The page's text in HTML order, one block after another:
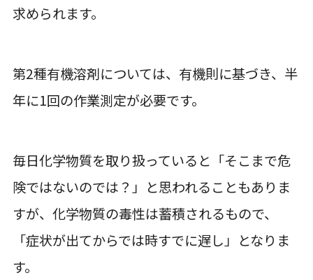
求められます。
第2種有機溶剤については、有機則に基づき、半
年に1回の作業測定が必要です。
毎日化学物質を取り扱っていると「そこまで危
険ではないのでは？」と思われることもありま
すが、化学物質の毒性は蓄積されるもので、
「症状が出てからでは時すでに遅し」となりま
す。